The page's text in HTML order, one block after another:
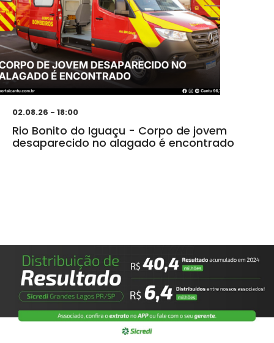
02.08.26 - 18:00
Rio Bonito do Iguaçu - Corpo de jovem
desaparecido no alagado é encontrado